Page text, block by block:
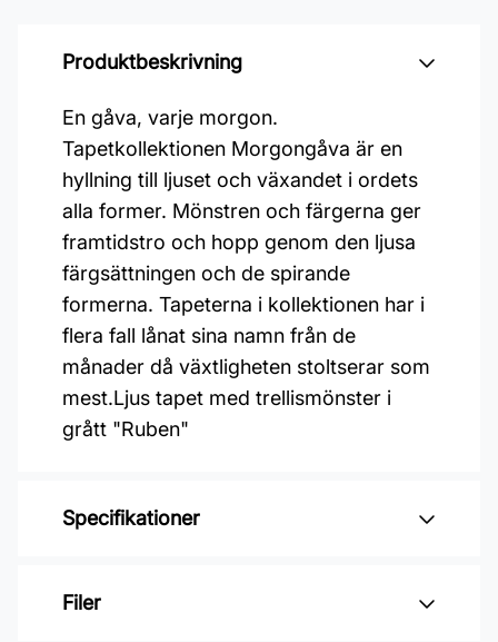
Produktbeskrivning
En gåva, varje morgon.
Tapetkollektionen Morgongåva är en
hyllning till ljuset och växandet i ordets
alla former. Mönstren och färgerna ger
framtidstro och hopp genom den ljusa
färgsättningen och de spirande
formerna. Tapeterna i kollektionen har i
flera fall lånat sina namn från de
månader då växtligheten stoltserar som
mest.Ljus tapet med trellismönster i
grått "Ruben"
Specifikationer
Varumärke: Midbec Tapeter
Filer